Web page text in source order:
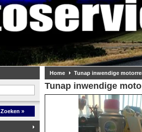
Zoeken »
Home Tunap inwendige
Tunap inwendige